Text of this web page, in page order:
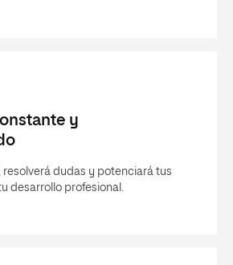
y
resolverá dudas y potenciará tus
desarrollo profesional.